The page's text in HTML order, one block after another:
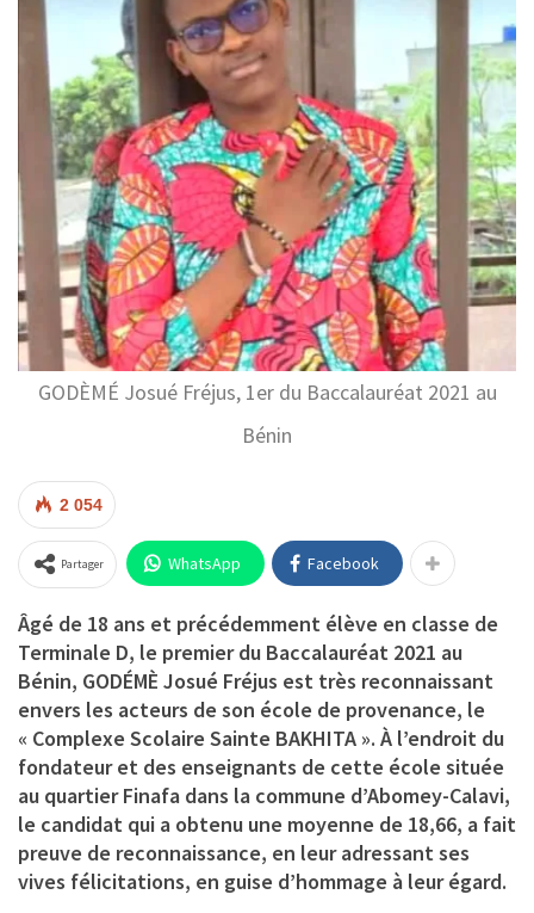
GODÈMÉ Josué Fréjus, 1er du Baccalauréat 2021 au
Bénin
2 054
Partager WhatsApp Facebook
Âgé de 18 ans et précédemment élève en classe de
Terminale D, le premier du Baccalauréat 2021 au
Bénin, GODÉMÈ Josué Fréjus est très reconnaissant
envers les acteurs de son école de provenance, le
« Complexe Scolaire Sainte BAKHITA ». À l’endroit du
fondateur et des enseignants de cette école située
au quartier Finafa dans la commune d’Abomey-Calavi,
le candidat qui a obtenu une moyenne de 18,66, a fait
preuve de reconnaissance, en leur adressant ses
vives félicitations, en guise d’hommage à leur égard.